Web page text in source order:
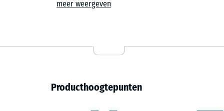
Dankzij de openporige structuur kan regenwater
ondersteunen drainagekanalen de afvoer, zodat
meer weergeven
Producthoogtepunten